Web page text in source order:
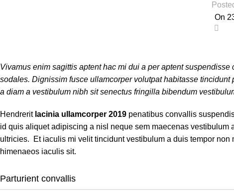
On
Vivamus enim sagittis aptent hac mi dui a per aptent
sodales. Dignissim fusce ullamcorper volutpat habitasse
a diam a vestibulum nibh sit senectus fringilla bibendum
Hendrerit lacinia ullamcorper 2019 penatibus convallis
id quis aliquet adipiscing a nisl neque sem maecenas
ultricies. Et iaculis mi velit tincidunt vestibulum a duis tempor
himenaeos iaculis sit.
Parturient convallis